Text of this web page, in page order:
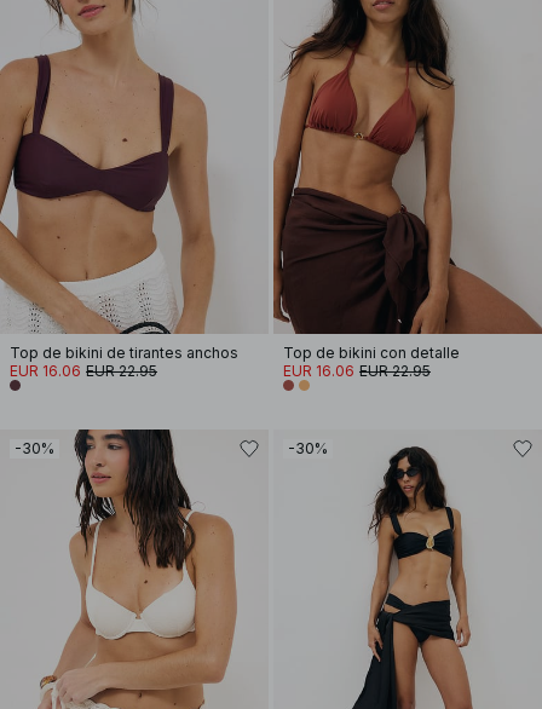
Top de bikini de tirantes anchos
EUR 16.06 EUR 22.95
Top de bikini con detalle
EUR 16.06 EUR 22.95
-30% -30%